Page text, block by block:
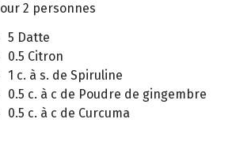
2 personnes
5 Datte
0.5 Citron
1 c. à s. de Spiruline
0.5 c. à c de Poudre de gingembre
0.5 c. à c de Curcuma